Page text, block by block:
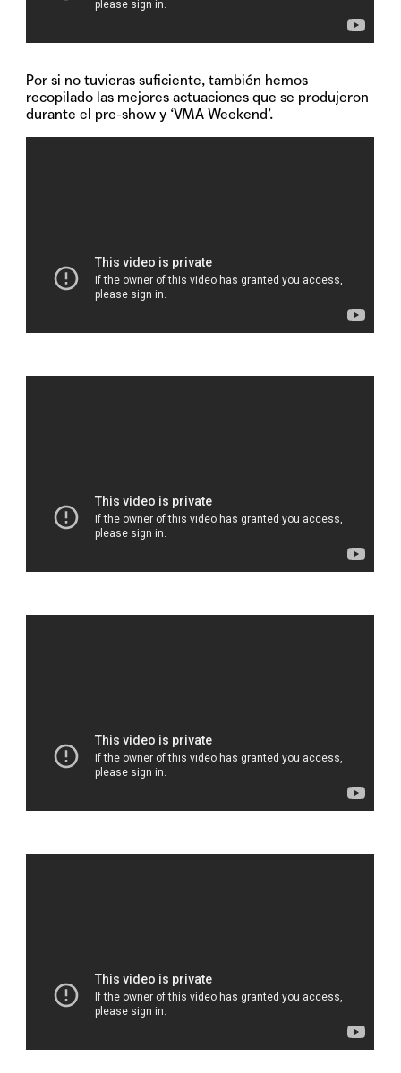
Por si no tuvieras suficiente, también hemos
recopilado las mejores actuaciones que se produjeron
durante el pre-show y ‘VMA Weekend’.